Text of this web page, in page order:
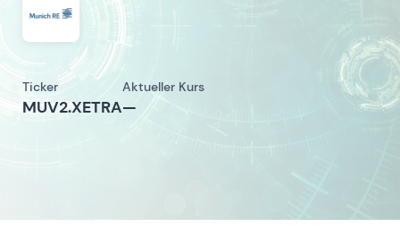
Ticker
MUV2.XETRA
Aktueller Kurs
—